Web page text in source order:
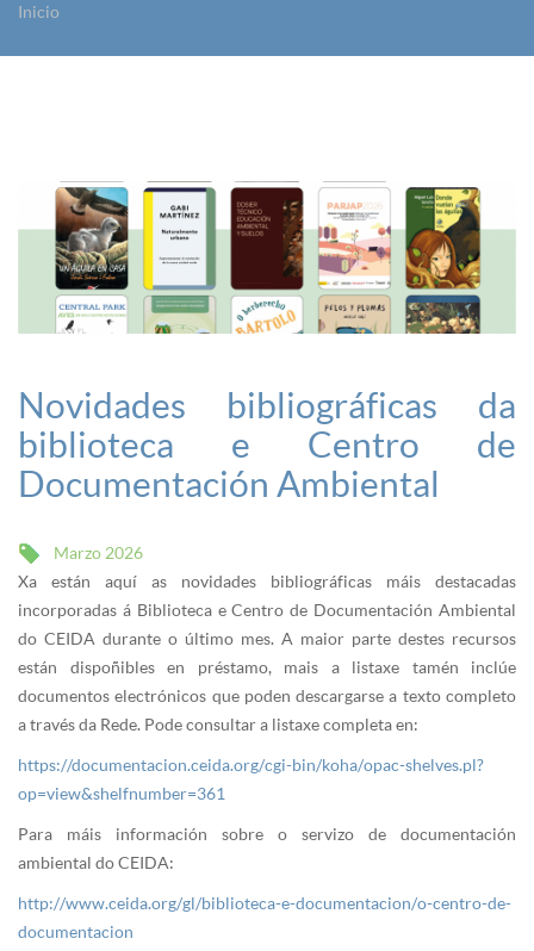
Inicio
Novidades bibliográficas da
biblioteca e Centro de
Documentación Ambiental
Marzo 2026
Xa están aquí as novidades bibliográficas máis destacadas
incorporadas á Biblioteca e Centro de Documentación Ambiental
do CEIDA durante o último mes. A maior parte destes recursos
están dispoñibles en préstamo, mais a listaxe tamén inclúe
documentos electrónicos que poden descargarse a texto completo
a través da Rede. Pode consultar a listaxe completa en:
https://documentacion.ceida.org/cgi-bin/koha/opac-shelves.pl?
op=view&shelfnumber=361
Para máis información sobre o servizo de documentación
ambiental do CEIDA:
http://www.ceida.org/gl/biblioteca-e-documentacion/o-centro-de-
documentacion